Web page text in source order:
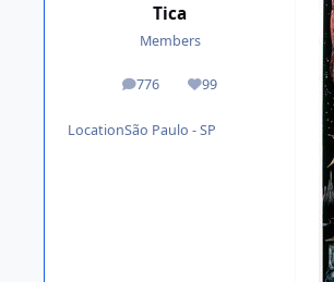
Tica
Members
776
posts 99
Reputation
LocationSão Paulo - SP